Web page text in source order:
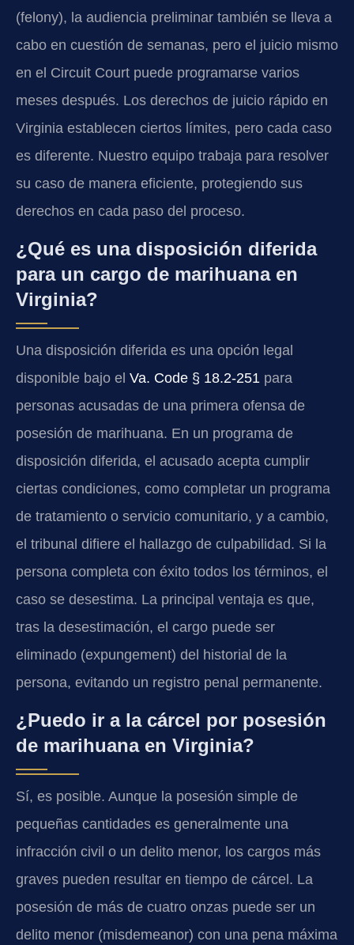
(felony), la audiencia preliminar también se lleva a
cabo en cuestión de semanas, pero el juicio mismo
en el Circuit Court puede programarse varios
meses después. Los derechos de juicio rápido en
Virginia establecen ciertos límites, pero cada caso
es diferente. Nuestro equipo trabaja para resolver
su caso de manera eficiente, protegiendo sus
derechos en cada paso del proceso.
¿Qué es una disposición diferida
para un cargo de marihuana en
Virginia?
Una disposición diferida es una opción legal
disponible bajo el Va. Code § 18.2-251 para
personas acusadas de una primera ofensa de
posesión de marihuana. En un programa de
disposición diferida, el acusado acepta cumplir
ciertas condiciones, como completar un programa
de tratamiento o servicio comunitario, y a cambio,
el tribunal difiere el hallazgo de culpabilidad. Si la
persona completa con éxito todos los términos, el
caso se desestima. La principal ventaja es que,
tras la desestimación, el cargo puede ser
eliminado (expungement) del historial de la
persona, evitando un registro penal permanente.
¿Puedo ir a la cárcel por posesión
de marihuana en Virginia?
Sí, es posible. Aunque la posesión simple de
pequeñas cantidades es generalmente una
infracción civil o un delito menor, los cargos más
graves pueden resultar en tiempo de cárcel. La
posesión de más de cuatro onzas puede ser un
delito menor (misdemeanor) con una pena máxima